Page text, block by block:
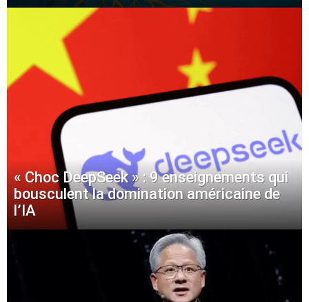
« Choc DeepSeek » : 9 enseignements qui
bousculent la domination américaine de
l’IA